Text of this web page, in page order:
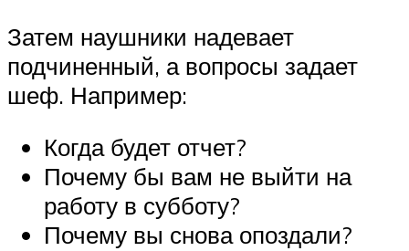
Затем наушники надевает
подчиненный, а вопросы задает
шеф. Например:
Когда будет отчет?
Почему бы вам не выйти на
работу в субботу?
Почему вы снова опоздали?